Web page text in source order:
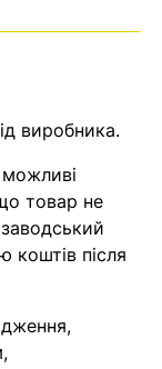
виробника.
товар не
коштів після